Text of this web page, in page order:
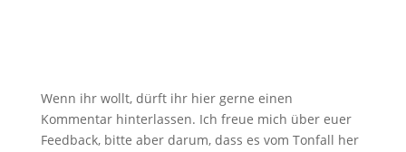
Wenn ihr wollt, dürft ihr hier gerne einen
Kommentar hinterlassen. Ich freue mich über euer
Feedback, bitte aber darum, dass es vom Tonfall her